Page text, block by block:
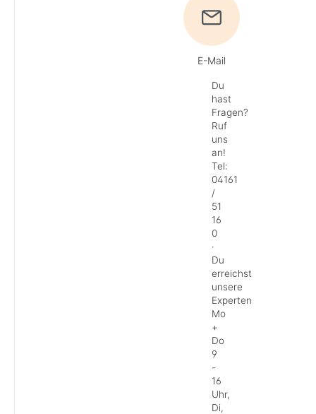
E-Mail
Du
hast
Fragen?
Ruf
uns
an!
Tel:
04161
/
51
16
0
·
Du
erreichst
unsere
Experten
Mo
+
Do
9
-
16
Uhr,
Di,